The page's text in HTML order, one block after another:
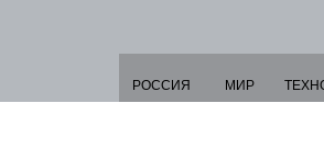
РОССИЯ МИР